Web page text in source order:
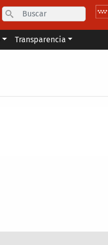
Search
Transparencia